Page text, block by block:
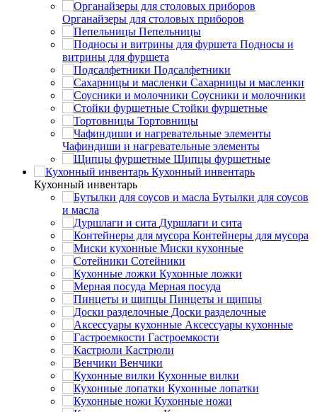
Органайзеры для столовых приборов
Пепельницы
Подносы и
витрины для фуршета
Подсалфетники
Сахарницы и масленки
Соусники и молочники
Стойки фуршетные
Тортовницы
Чафиндиши и нагревательные элементы
Щипцы фуршетные
Кухонный инвентарь
Кухонный инвентарь
Бутылки для соусов
и масла
Дуршлаги и сита
Контейнеры для мусора
Миски кухонные
Сотейники
Кухонные ложки
Мерная посуда
Пинцеты и щипцы
Доски разделочные
Аксессуары кухонные
Гастроемкости
Кастрюли
Венчики
Кухонные вилки
Кухонные лопатки
Кухонные ножи